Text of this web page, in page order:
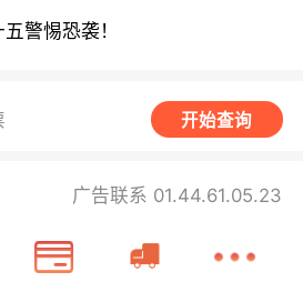
开始查询
广告联系 01.44.61.05.23